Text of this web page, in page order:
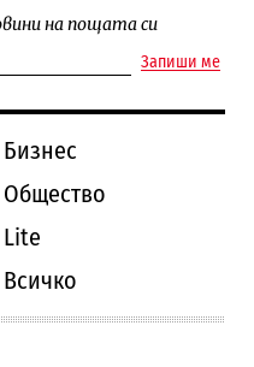
на пощата си
Запиши ме
Бизнес
Общество
Lite
Всичко